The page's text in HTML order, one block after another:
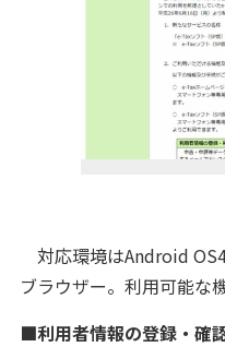
対応環境はAndroid
ブラウザー。利用可能な
■利用者情報の登録・確